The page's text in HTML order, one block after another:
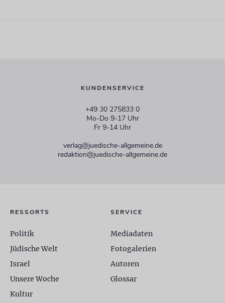
KUNDENSERVICE
+49 30 275833 0
Mo-Do 9-17 Uhr
Fr 9-14 Uhr
verlag@juedische-allgemeine.de
redaktion@juedische-allgemeine.de
RESSORTS
Politik
Jüdische Welt
Israel
Unsere Woche
Kultur
SERVICE
Mediadaten
Fotogalerien
Autoren
Glossar